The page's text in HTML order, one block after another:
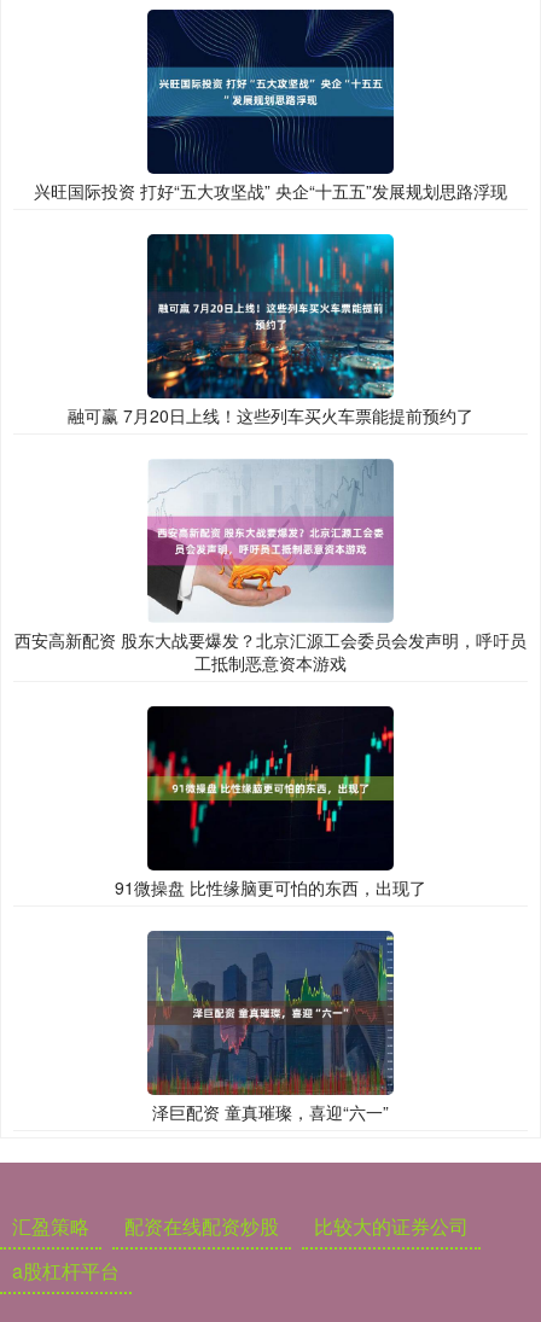
兴旺国际投资 打好“五大攻坚战” 央企“十五五”发展规划思路浮现
融可赢 7月20日上线！这些列车买火车票能提前预约了
西安高新配资 股东大战要爆发？北京汇源工会委员会发声明，呼吁员
工抵制恶意资本游戏
91微操盘 比性缘脑更可怕的东西，出现了
泽巨配资 童真璀璨，喜迎“六一”
汇盈策略 配资在线配资炒股
比较大的证券公司
a股杠杆平台